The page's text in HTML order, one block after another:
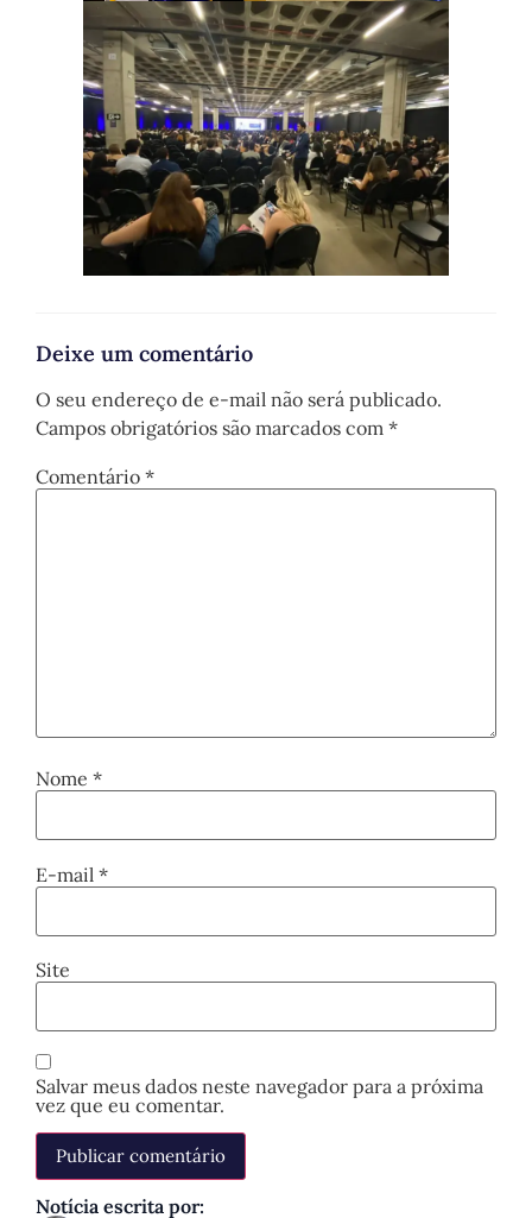
Deixe um comentário
O seu endereço de e-mail não será publicado.
Campos obrigatórios são marcados com *
Comentário *
Nome *
E-mail *
Site
Salvar meus dados neste navegador para a próxima
vez que eu comentar.
Notícia escrita por: